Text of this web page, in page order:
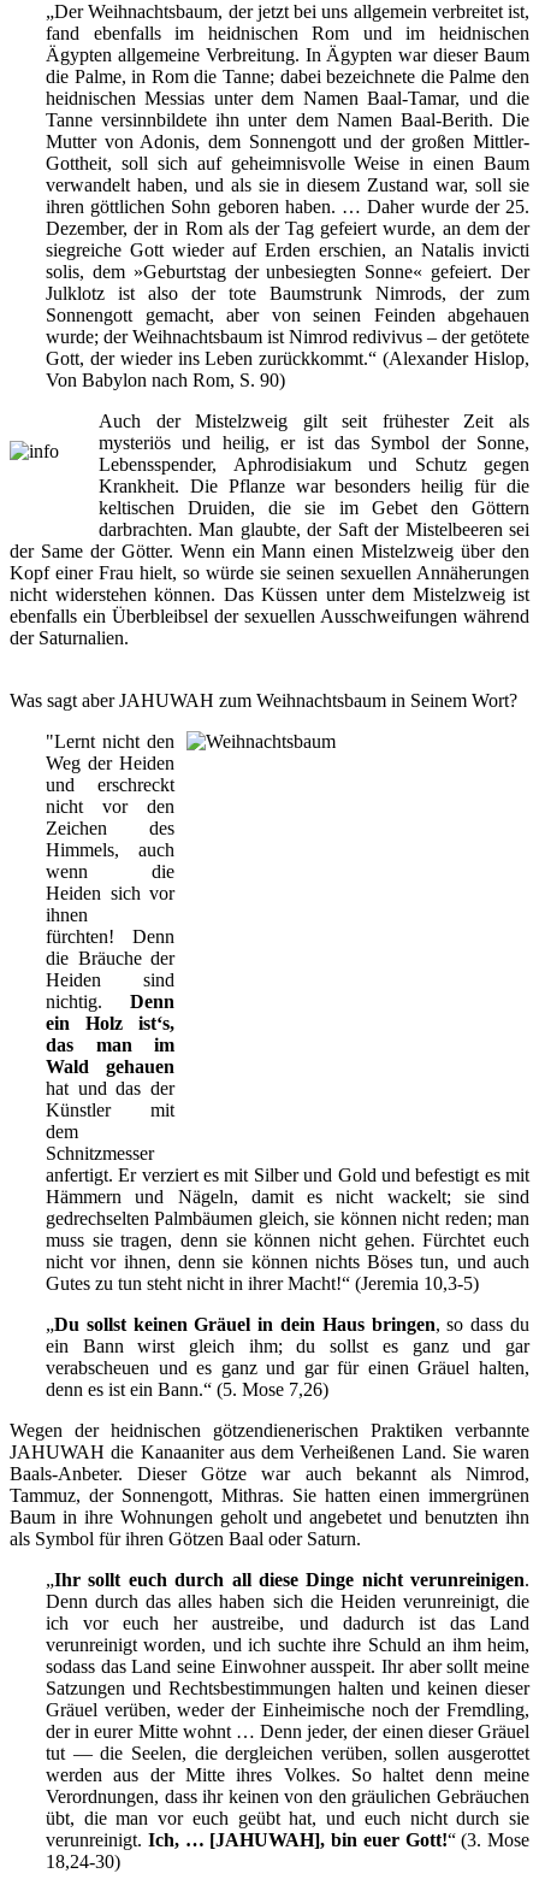
„Der Weihnachtsbaum, der jetzt bei uns allgemein verbreitet ist,
fand ebenfalls im heidnischen Rom und im heidnischen
Ägypten allgemeine Verbreitung. In Ägypten war dieser Baum
die Palme, in Rom die Tanne; dabei bezeichnete die Palme den
heidnischen Messias unter dem Namen Baal-Tamar, und die
Tanne versinnbildete ihn unter dem Namen Baal-Berith. Die
Mutter von Adonis, dem Sonnengott und der großen Mittler-
Gottheit, soll sich auf geheimnisvolle Weise in einen Baum
verwandelt haben, und als sie in diesem Zustand war, soll sie
ihren göttlichen Sohn geboren haben. … Daher wurde der 25.
Dezember, der in Rom als der Tag gefeiert wurde, an dem der
siegreiche Gott wieder auf Erden erschien, an Natalis invicti
solis, dem »Geburtstag der unbesiegten Sonne« gefeiert. Der
Julklotz ist also der tote Baumstrunk Nimrods, der zum
Sonnengott gemacht, aber von seinen Feinden abgehauen
wurde; der Weihnachtsbaum ist Nimrod redivivus – der getötete
Gott, der wieder ins Leben zurückkommt.“ (Alexander Hislop,
Von Babylon nach Rom, S. 90)
Auch der Mistelzweig gilt seit frühester Zeit als
mysteriös und heilig, er ist das Symbol der Sonne,
Lebensspender, Aphrodisiakum und Schutz gegen
Krankheit. Die Pflanze war besonders heilig für die
keltischen Druiden, die sie im Gebet den Göttern
darbrachten. Man glaubte, der Saft der Mistelbeeren sei
der Same der Götter. Wenn ein Mann einen Mistelzweig über den
Kopf einer Frau hielt, so würde sie seinen sexuellen Annäherungen
nicht widerstehen können. Das Küssen unter dem Mistelzweig ist
ebenfalls ein Überbleibsel der sexuellen Ausschweifungen während
der Saturnalien.
Was sagt aber JAHUWAH zum Weihnachtsbaum in Seinem Wort?
"Lernt nicht den
Weg der Heiden
und erschreckt
nicht vor den
Zeichen des
Himmels, auch
wenn die
Heiden sich vor
ihnen
fürchten! Denn
die Bräuche der
Heiden sind
nichtig. Denn
ein Holz ist‘s,
das man im
Wald gehauen
hat und das der
Künstler mit
dem
Schnitzmesser
anfertigt. Er verziert es mit Silber und Gold und befestigt es mit
Hämmern und Nägeln, damit es nicht wackelt; sie sind
gedrechselten Palmbäumen gleich, sie können nicht reden; man
muss sie tragen, denn sie können nicht gehen. Fürchtet euch
nicht vor ihnen, denn sie können nichts Böses tun, und auch
Gutes zu tun steht nicht in ihrer Macht!“ (Jeremia 10,3-5)
„Du sollst keinen Gräuel in dein Haus bringen, so dass du
ein Bann wirst gleich ihm; du sollst es ganz und gar
verabscheuen und es ganz und gar für einen Gräuel halten,
denn es ist ein Bann.“ (5. Mose 7,26)
Wegen der heidnischen götzendienerischen Praktiken verbannte
JAHUWAH die Kanaaniter aus dem Verheißenen Land. Sie waren
Baals-Anbeter. Dieser Götze war auch bekannt als Nimrod,
Tammuz, der Sonnengott, Mithras. Sie hatten einen immergrünen
Baum in ihre Wohnungen geholt und angebetet und benutzten ihn
als Symbol für ihren Götzen Baal oder Saturn.
„Ihr sollt euch durch all diese Dinge nicht verunreinigen.
Denn durch das alles haben sich die Heiden verunreinigt, die
ich vor euch her austreibe, und dadurch ist das Land
verunreinigt worden, und ich suchte ihre Schuld an ihm heim,
sodass das Land seine Einwohner ausspeit. Ihr aber sollt meine
Satzungen und Rechtsbestimmungen halten und keinen dieser
Gräuel verüben, weder der Einheimische noch der Fremdling,
der in eurer Mitte wohnt … Denn jeder, der einen dieser Gräuel
tut — die Seelen, die dergleichen verüben, sollen ausgerottet
werden aus der Mitte ihres Volkes. So haltet denn meine
Verordnungen, dass ihr keinen von den gräulichen Gebräuchen
übt, die man vor euch geübt hat, und euch nicht durch sie
verunreinigt. Ich, … [JAHUWAH], bin euer Gott!“ (3. Mose
18,24-30)